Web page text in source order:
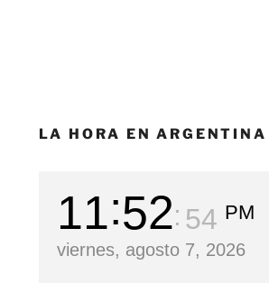
LA HORA EN ARGENTINA
11 52 55 PM
viernes, agosto 7, 2026